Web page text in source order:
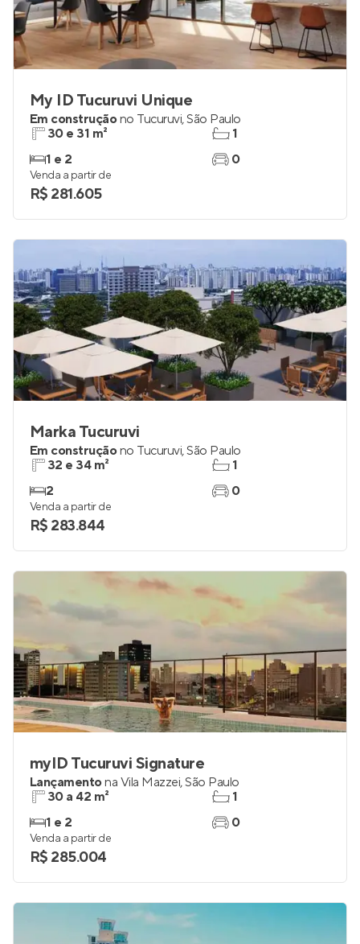
My ID Tucuruvi Unique
Em construçãono Tucuruvi,São Paulo
30 e 31 m²
1 e 2
1
0
Venda a partir de
R$ 281.605
Marka Tucuruvi
Em construçãono Tucuruvi,São Paulo
32 e 34 m²
2
1
0
Venda a partir de
R$ 283.844
myID Tucuruvi Signature
Lançamentona Vila Mazzei,São Paulo
30 a 42 m²
1 e 2
1
0
Venda a partir de
R$ 285.004